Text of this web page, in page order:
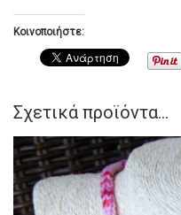
Κοινοποιήστε:
Σχετικά προϊόντα...